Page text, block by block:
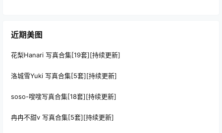
近期美图
花梨Hanari 写真合集[19套][持续更新]
洛城雪Yuki 写真合集[5套][持续更新]
soso-嗖嗖写真合集[18套][持续更新]
冉冉不甜v 写真合集[5套][持续更新]